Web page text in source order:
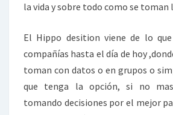
la vida y sobre todo como se toman
El Hippo desition viene de lo
compañías hasta el día de hoy
toman con datos o en grupos o
que tenga la opción, si no
tomando decisiones por el mejor